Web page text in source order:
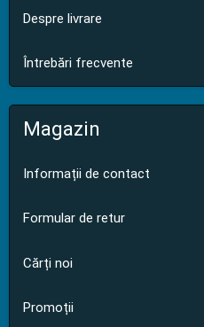
Despre livrare
Întrebări frecvente
Magazin
Informații de contact
Formular de retur
Cărți noi
Promoții